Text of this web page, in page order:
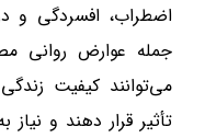
اضطراب، افسردگی و
جمله عوارض روانی
می‌توانند کیفیت
تأثیر قرار دهند و